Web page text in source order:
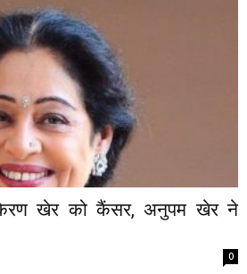
खेर को कैंसर, अनुपम खेर ने
0